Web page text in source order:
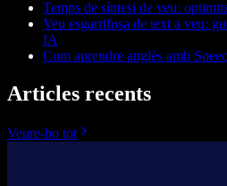
Temps de síntesi de veu:
Veu esgarrifosa de text a veu:
IA
Com aprendre anglès amb
Articles recents
Veure-ho tot